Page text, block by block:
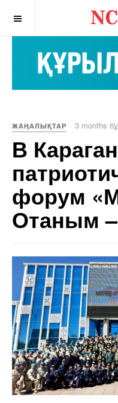
ЖАҢАЛЫҚТАР 3 months
В
форум
Отаным –